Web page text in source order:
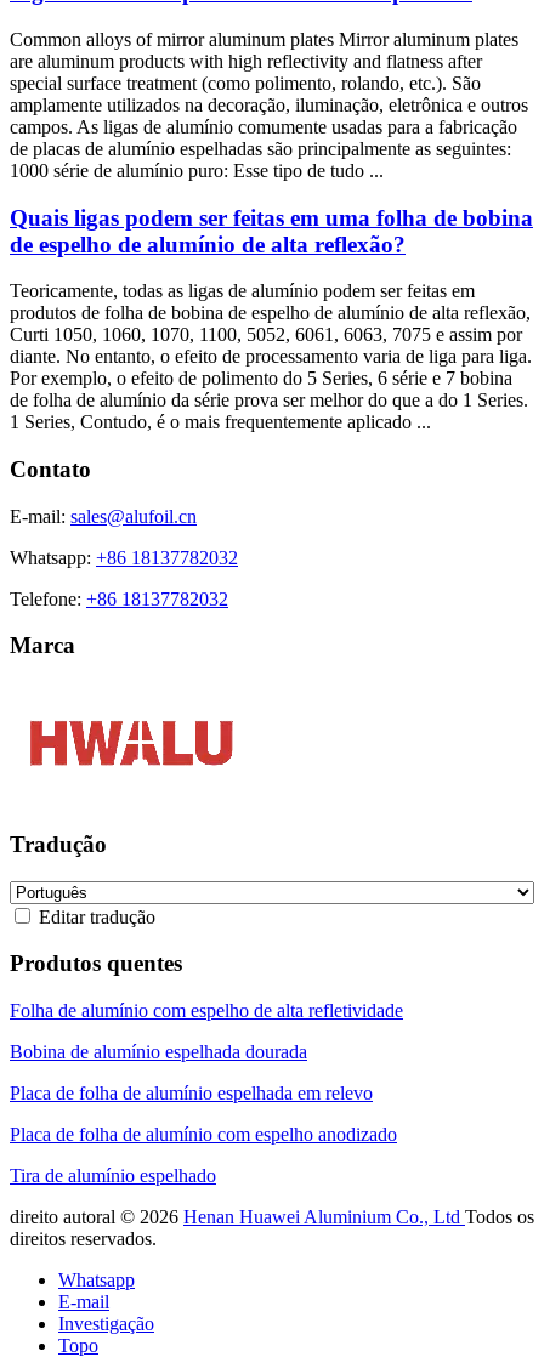
Common alloys of mirror aluminum plates Mirror aluminum plates
are aluminum products with high reflectivity and flatness after
special surface treatment (como polimento, rolando, etc.). São
amplamente utilizados na decoração, iluminação, eletrônica e outros
campos. As ligas de alumínio comumente usadas para a fabricação
de placas de alumínio espelhadas são principalmente as seguintes:
1000 série de alumínio puro: Esse tipo de tudo ...
Quais ligas podem ser feitas em uma folha de bobina
de espelho de alumínio de alta reflexão?
Teoricamente, todas as ligas de alumínio podem ser feitas em
produtos de folha de bobina de espelho de alumínio de alta reflexão,
Curti 1050, 1060, 1070, 1100, 5052, 6061, 6063, 7075 e assim por
diante. No entanto, o efeito de processamento varia de liga para liga.
Por exemplo, o efeito de polimento do 5 Series, 6 série e 7 bobina
de folha de alumínio da série prova ser melhor do que a do 1 Series.
1 Series, Contudo, é o mais frequentemente aplicado ...
Contato
E-mail: sales@alufoil.cn
Whatsapp: +86 18137782032
Telefone: +86 18137782032
Marca
Tradução
Editar tradução
Produtos quentes
Folha de alumínio com espelho de alta refletividade
Bobina de alumínio espelhada dourada
Placa de folha de alumínio espelhada em relevo
Placa de folha de alumínio com espelho anodizado
Tira de alumínio espelhado
direito autoral © 2026 Henan Huawei Aluminium Co., Ltd Todos os
direitos reservados.
Whatsapp
E-mail
Investigação
Topo